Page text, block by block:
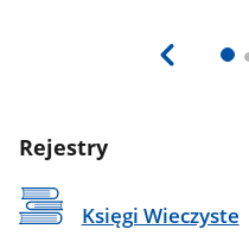
Rejestry
Księgi Wieczyste